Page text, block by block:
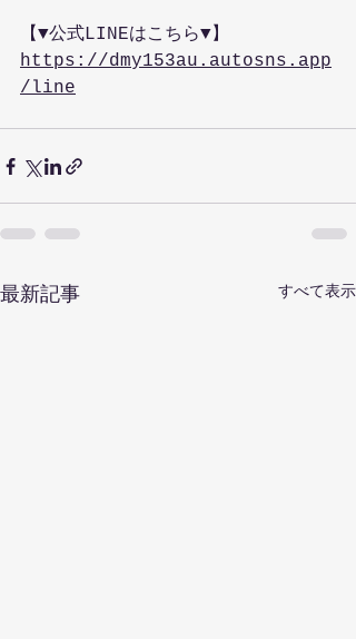
【▼公式LINEはこちら▼】
https://dmy153au.autosns.app
/line
最新記事 すべて表示